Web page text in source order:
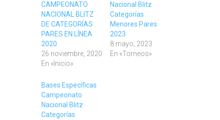
CAMPEONATO
NACIONAL BLITZ
DE CATEGORÍAS
PARES EN LÍNEA
2020
26 noviembre, 2020
En «Inicio»
Nacional Blitz
Categorías
Menores Pares
2023
8 mayo, 2023
En «Torneos»
Bases Específicas
Campeonato
Nacional Blitz
Categorías